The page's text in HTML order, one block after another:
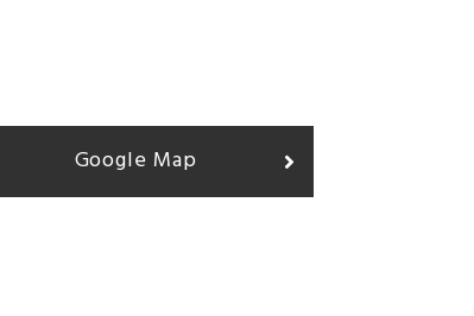
Google Map